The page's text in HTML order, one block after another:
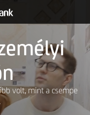
volt, mint a csempe